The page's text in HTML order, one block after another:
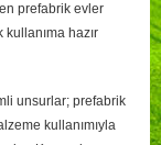
prefabrik evler
hazır
unsurlar; prefabrik
kullanımıyla